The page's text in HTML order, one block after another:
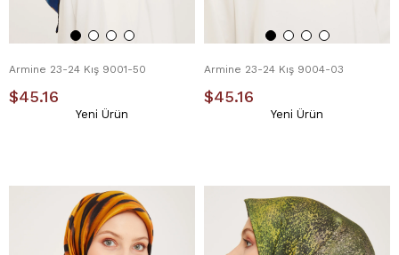
Armine 23-24 Kış 9001-50
$45.16
Yeni Ürün
Armine 23-24 Kış 9004-03
$45.16
Yeni Ürün